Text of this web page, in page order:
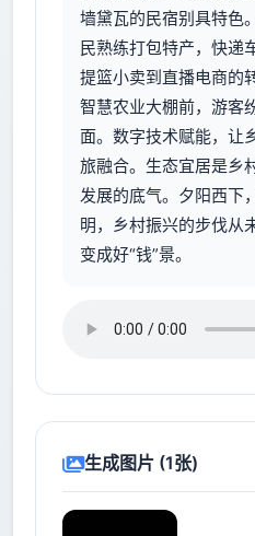
墙黛瓦的民宿别具特色
民熟练打包特产，快递
提篮小卖到直播电商的
智慧农业大棚前，游客
面。数字技术赋能，让
旅融合。生态宜居是乡
发展的底气。夕阳西下
明，乡村振兴的步伐从
变成好“钱”景。
生成图片 (1张)